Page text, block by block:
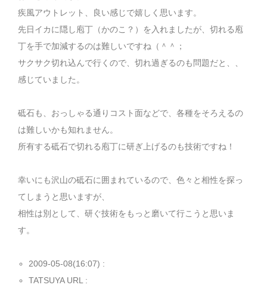
疾風アウトレット、良い感じで嬉しく思います。
先日イカに隠し庖丁（かのこ？）を入れましたが、切れる庖
丁を手で加減するのは難しいですね（＾＾；
サクサク切れ込んで行くので、切れ過ぎるのも問題だと、、
感じていました。
砥石も、おっしゃる通りコスト面などで、各種をそろえるの
は難しいかも知れません。
所有する砥石で切れる庖丁に研ぎ上げるのも技術ですね！
幸いにも沢山の砥石に囲まれているので、色々と相性を探っ
てしまうと思いますが、
相性は別として、研ぐ技術をもっと磨いて行こうと思いま
す。
2009-05-08(16:07) :
TATSUYA URL :